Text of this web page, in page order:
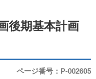
後期基本計画
ページ番号：P-002605